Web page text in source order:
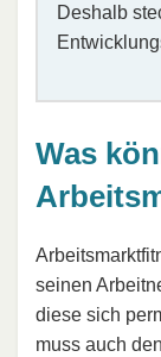
Deshalb
Was
seinen
diese sich
muss auch